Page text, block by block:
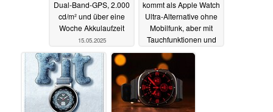
Dual-Band-GPS, 2.000
cd/m² und über eine
Woche Akkulaufzeit
15.05.2025
kommt als Apple Watch
Ultra-Alternative ohne
Mobilfunk, aber mit
Tauchfunktionen und
EKG15.05.2025